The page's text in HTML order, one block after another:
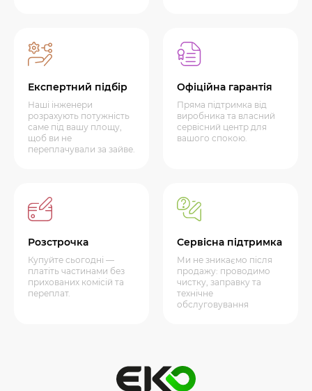
Експертний підбір
Наші інженери
розрахують потужність
саме під вашу площу,
щоб ви не
переплачували за зайве.
Офіційна гарантія
Пряма підтримка від
виробника та власний
сервісний центр для
вашого спокою.
Розстрочка
Купуйте сьогодні —
платіть частинами без
прихованих комісій та
переплат.
Сервісна підтримка
Ми не зникаємо після
продажу: проводимо
чистку, заправку та
технічне
обслуговування